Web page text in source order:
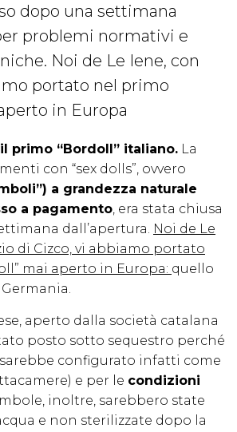
dopo una settimana
problemi normativi e
Noi de Le Iene, con
portato nel primo
in Europa
primo “Bordoll” italiano. La
con “sex dolls”, ovvero
a grandezza naturale
a pagamento, era stata chiusa
dall’apertura. Noi de Le
di Cizco, vi abbiamo portato
mai aperto in Europa: quello
aperto dalla società catalana
posto sotto sequestro perché
sarebbe configurato infatti come
e per le condizioni
inoltre, sarebbero state
e non sterilizzate dopo la